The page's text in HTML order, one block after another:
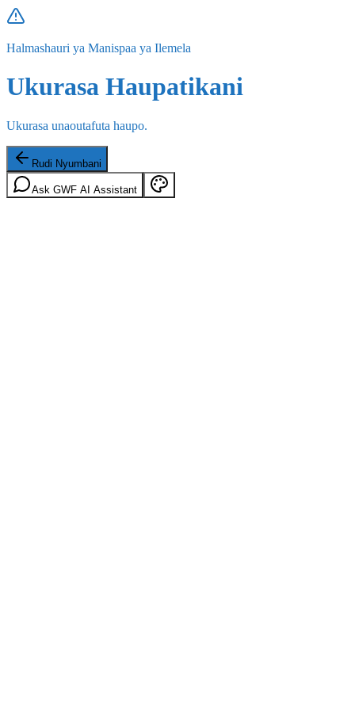
Halmashauri ya Manispaa ya Ilemela
Ukurasa Haupatikani
Ukurasa unaoutafuta haupo.
Rudi Nyumbani
Ask GWF AI Assistant